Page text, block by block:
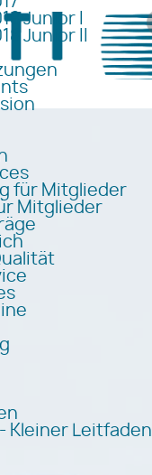
Junior I
Junior II
für Mitglieder
Mitglieder
Kleiner Leitfaden